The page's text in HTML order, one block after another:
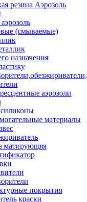
резина Аэрозоль
(смываемые)
назначения
аэрозоли
материалы
матирующяя
покрытия
краски